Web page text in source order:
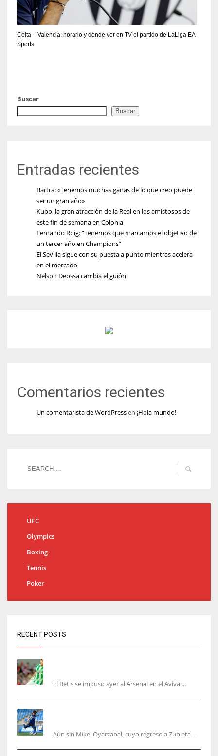
Celta – Valencia: horario y dónde ver en TV el partido de LaLiga EA
Sports
Buscar
Buscar
Entradas recientes
Bartra: «Tenemos muchas ganas de lo que creo puede
ser un gran año»
Kubo, la gran atracción de la Real en los amistosos de
este fin de semana en Colonia
Fernando Roig: “Tenemos que marcarnos el objetivo de
un tercer año en Champions”
El Sevilla sigue con su puesta a punto mientras acelera
en el mercado
Nelson Deossa cambia el guión
Comentarios recientes
Un comentarista de WordPressen ¡Hola mundo!
UFC
Olympics
Boxing
Tennis
Poker
RECENT POSTS
El Betis se impuso ayer al Arsenal en el Aviva ...
Aún sin Mikel Oyarzabal, cuyo regreso a Zubieta...